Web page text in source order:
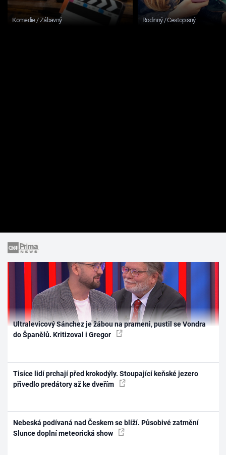
Komedie / Zábavný Rodinný / Cestopisný
Ultralevicový Sánchez je žábou na prameni, pustil se Vondra
do Španělů. Kritizoval i Gregor
Tisíce lidí prchají před krokodýly. Stoupající keňské jezero
přivedlo predátory až ke dveřím
Nebeská podívaná nad Českem se blíží. Působivé zatmění
Slunce doplní meteorická show